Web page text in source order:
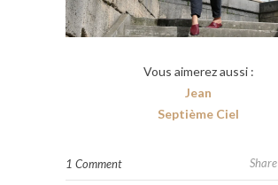
Vous aimerez aussi :
Jean
Septième Ciel
1 Comment Share